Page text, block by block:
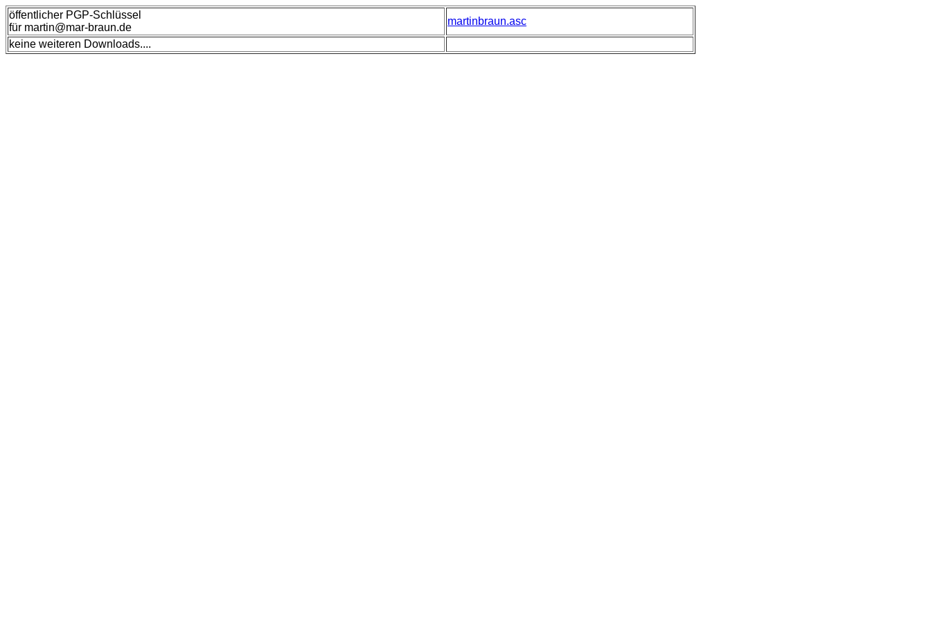
öffentlicher PGP-Schlüssel
für martin@mar-braun.de
martinbraun.asc
keine weiteren Downloads....